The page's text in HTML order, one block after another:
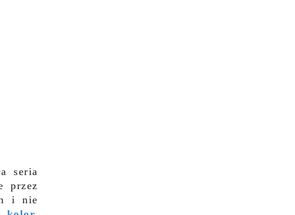
seria
przez
i nie